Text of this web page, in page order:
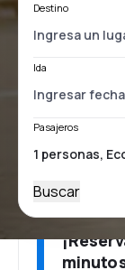
Destino
Ida
Pasajeros
Buscar